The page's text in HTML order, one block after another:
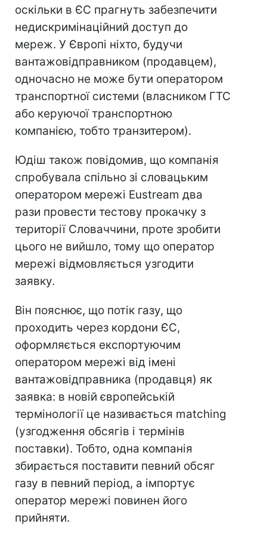
оскільки в ЄС прагнуть забезпечити
недискримінаційний доступ до
мереж. У Європі ніхто, будучи
вантажовідправником (продавцем),
одночасно не може бути оператором
транспортної системи (власником ГТС
або керуючої транспортною
компанією, тобто транзитером).
Юдіш також повідомив, що компанія
спробувала спільно зі словацьким
оператором мережі Eustream два
рази провести тестову прокачку з
території Словаччини, проте зробити
цього не вийшло, тому що оператор
мережі відмовляється узгодити
заявку.
Він пояснює, що потік газу, що
проходить через кордони ЄС,
оформляється експортуючим
оператором мережі від імені
вантажовідправника (продавця) як
заявка: в новій європейській
термінології це називається matching
(узгодження обсягів і термінів
поставки). Тобто, одна компанія
збирається поставити певний обсяг
газу в певний період, а імпортує
оператор мережі повинен його
прийняти.